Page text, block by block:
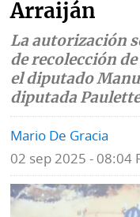
Economía
Mundo
Deportes
Ponle
la
Firma
Fe
de
Arraiján
La autorización
de recolección
el diputado
diputada
Mario De Gracia
02 sep 2025 - 08:04